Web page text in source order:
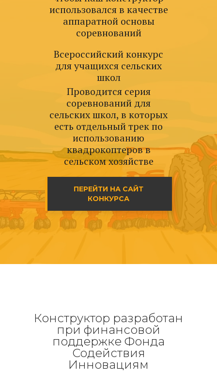
использовался в качестве
аппаратной основы
соревнований
Всероссийский конкурс
для учащихся сельских
школ
Проводится серия
соревнований для
сельских школ, в которых
есть отдельный трек по
использованию
квадрокоптеров в
сельском хозяйстве
ПЕРЕЙТИ НА САЙТ
КОНКУРСА
Конструктор разработан
при финансовой
поддержке Фонда
Содействия
Инновациям